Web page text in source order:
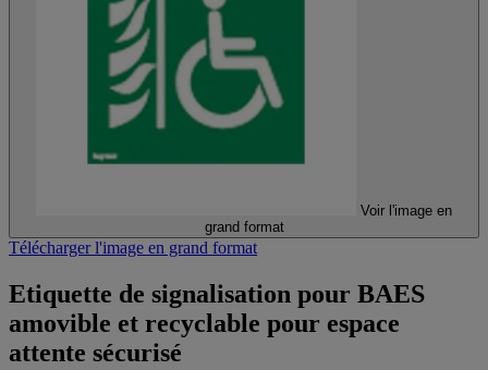
Voir l'image en
grand format
Télécharger l'image en grand format
Etiquette de signalisation pour BAES
amovible et recyclable pour espace
attente sécurisé